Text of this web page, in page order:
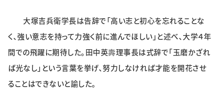
イベント
購読 日大文芸賞
大塚吉兵衛学長は告辞で「高い志と初心を忘れることな
く、強い意志を持って力強く前に進んでほしい」と述べ、大学４年
間での飛躍に期待した。田中英壽理事長は式辞で「玉磨かざれ
ば光なし」という言葉を挙げ、努力しなければ才能を開花させ
ることはできないと諭した。